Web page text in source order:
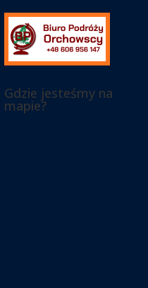
Gdzie jesteśmy na
mapie?